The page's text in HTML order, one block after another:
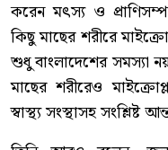
করেন মৎস্য ও
কিছু মাছের শরীরে
শুধু বাংলাদেশের সমস্যা
মাছের শরীরেও
স্বাস্থ্য সংস্থাসহ